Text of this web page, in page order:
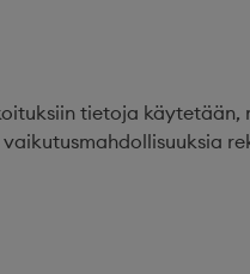
tietoja käytetään,